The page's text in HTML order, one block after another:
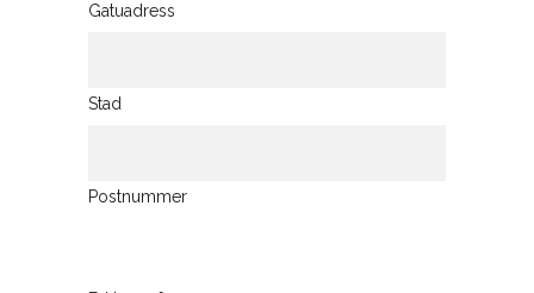
Gatuadress
Stad
Postnummer